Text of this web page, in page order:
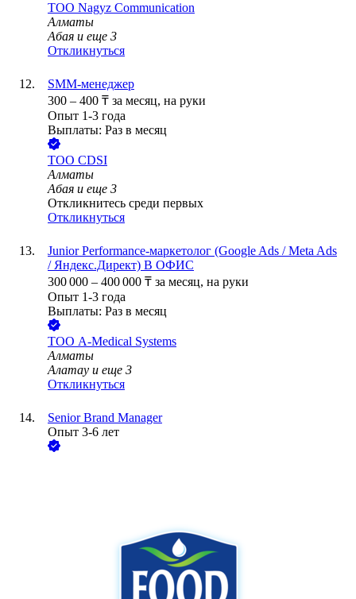
ТОО Nagyz Communication
Алматы
Абая и еще 3
Откликнуться
SMM-менеджер
300 – 400 ₸ за месяц, на руки
Опыт 1-3 года
Выплаты: Раз в месяц
ТОО CDSI
Алматы
Абая и еще 3
Откликнитесь среди первых
Откликнуться
Junior Performance-маркетолог (Google Ads / Meta Ads
/ Яндекс.Директ) В ОФИС
300 000 – 400 000 ₸ за месяц, на руки
Опыт 1-3 года
Выплаты: Раз в месяц
ТОО A-Medical Systems
Алматы
Алатау и еще 3
Откликнуться
Senior Brand Manager
Опыт 3-6 лет